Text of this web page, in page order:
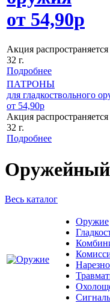
от 54,90р
Акция
32 г.
Подробнее
ПАТРОНЫ
для гладкоствольного
от 54,90р
Акция
32 г.
Подробнее
Оружейный
Весь каталог
Оружие